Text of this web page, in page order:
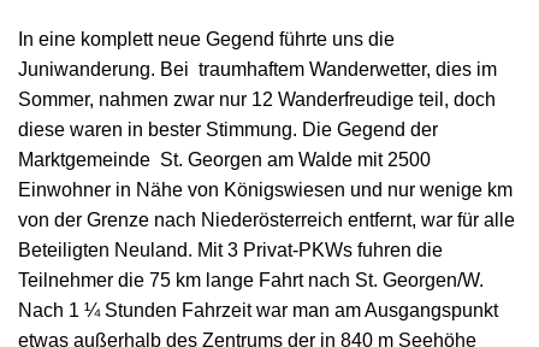
In eine komplett neue Gegend führte uns die
Juniwanderung. Bei traumhaftem Wanderwetter, dies im
Sommer, nahmen zwar nur 12 Wanderfreudige teil, doch
diese waren in bester Stimmung. Die Gegend der
Marktgemeinde St. Georgen am Walde mit 2500
Einwohner in Nähe von Königswiesen und nur wenige km
von der Grenze nach Niederösterreich entfernt, war für alle
Beteiligten Neuland. Mit 3 Privat-PKWs fuhren die
Teilnehmer die 75 km lange Fahrt nach St. Georgen/W.
Nach 1 ¼ Stunden Fahrzeit war man am Ausgangspunkt
etwas außerhalb des Zentrums der in 840 m Seehöhe